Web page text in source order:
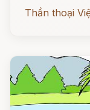
Thần thoại